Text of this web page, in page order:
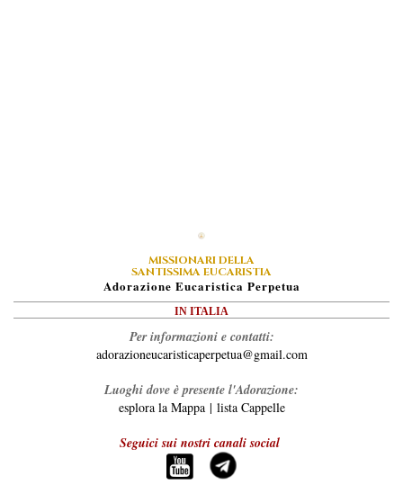
MISSIONARI DELLA
SANTISSIMA EUCARISTIA
ADorazione EUcaristica PErpetua
IN ITALIA
Per informazioni e contatti:
adorazioneucaristicaperpetua@gmail.com
Luoghi dove è presente l'Adorazione:
esplora la Mappa| lista Cappelle
Seguici sui nostri canali social